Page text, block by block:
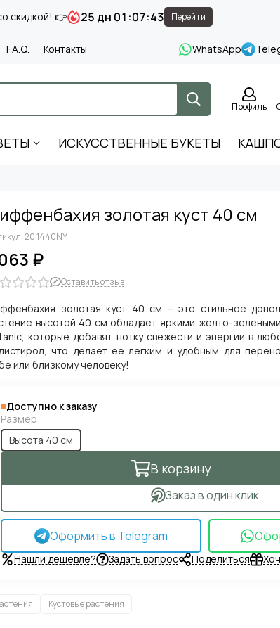
скидкой! 👉 25 дн 01:07:42 Перейти
F.A.Q. Контакты WhatsApp
Профиль
ИСКУССТВЕННЫЕ БУКЕТЫ
золотая куст 40 см
20.1440NY
₽
Оставить отзыв
золотая куст 40 см – это стильное
высотой 40 см обладает яркими желто-
которые добавят нотку свежести и энергии в
что делает ее легким и удобным для
или близкому человеку!
Доступно к заказу
Размер
Высота 40 см
В корзину
Заказ в один клик
Оформить в Telegram
Нашли дешевле? Задать вопрос Поделиться
Кустовые растения